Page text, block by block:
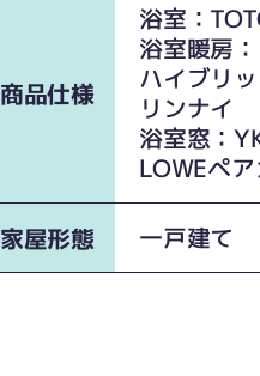
商品仕様
浴室：
浴室暖房
ハイブリ
リンナイ
浴室窓：
LOWEペ
家屋形態 一戸建て